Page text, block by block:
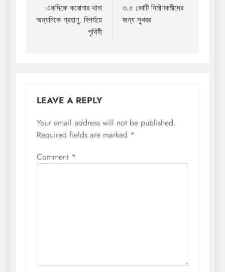
navigation
একদিকে করোনার থাবা
অন্যদিকে গ্রহাণু, বিপর্যয়ে
পৃথিবী
৩.৫ কোটি নির্মাণকর্মীদের
জন্য সুখবর
LEAVE A REPLY
Your email address will not be published.
Required fields are marked *
Comment *